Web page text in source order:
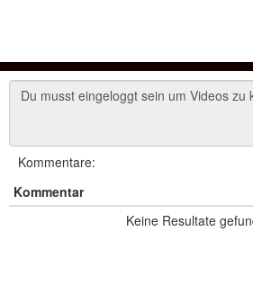
Kommentare:
Kommentar
Keine Resultate